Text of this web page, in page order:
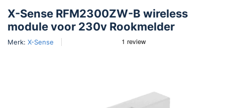
X-Sense RFM2300ZW-B wireless
module voor 230v Rookmelder
Merk: X-Sense